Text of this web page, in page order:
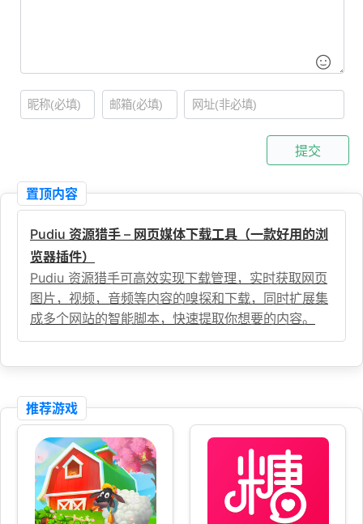
提交
置顶内容
Pudiu 资源猎手 – 网页媒体下载工具（一款好用的浏
览器插件）
Pudiu 资源猎手可高效实现下载管理，实时获取网页
图片，视频，音频等内容的嗅探和下载，同时扩展集
成多个网站的智能脚本，快速提取你想要的内容。
推荐游戏